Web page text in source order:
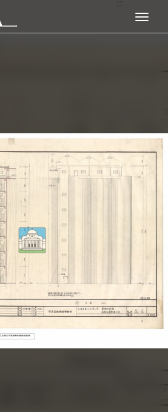
展開選單
標示-非商業性 3.0 台灣及其後版本(CC BY-NC 3.0 TW +)